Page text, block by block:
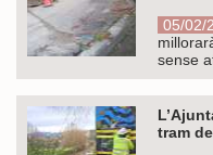
05/02/
sense
tram